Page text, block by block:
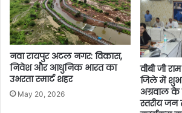
नवा रायपुर अटल नगर: विकास,
निवेश और आधुनिक भारत का
उभरता स्मार्ट शहर
May 20, 2026
वीबी जी
जिले में
अग्रवाल
स्तरीय